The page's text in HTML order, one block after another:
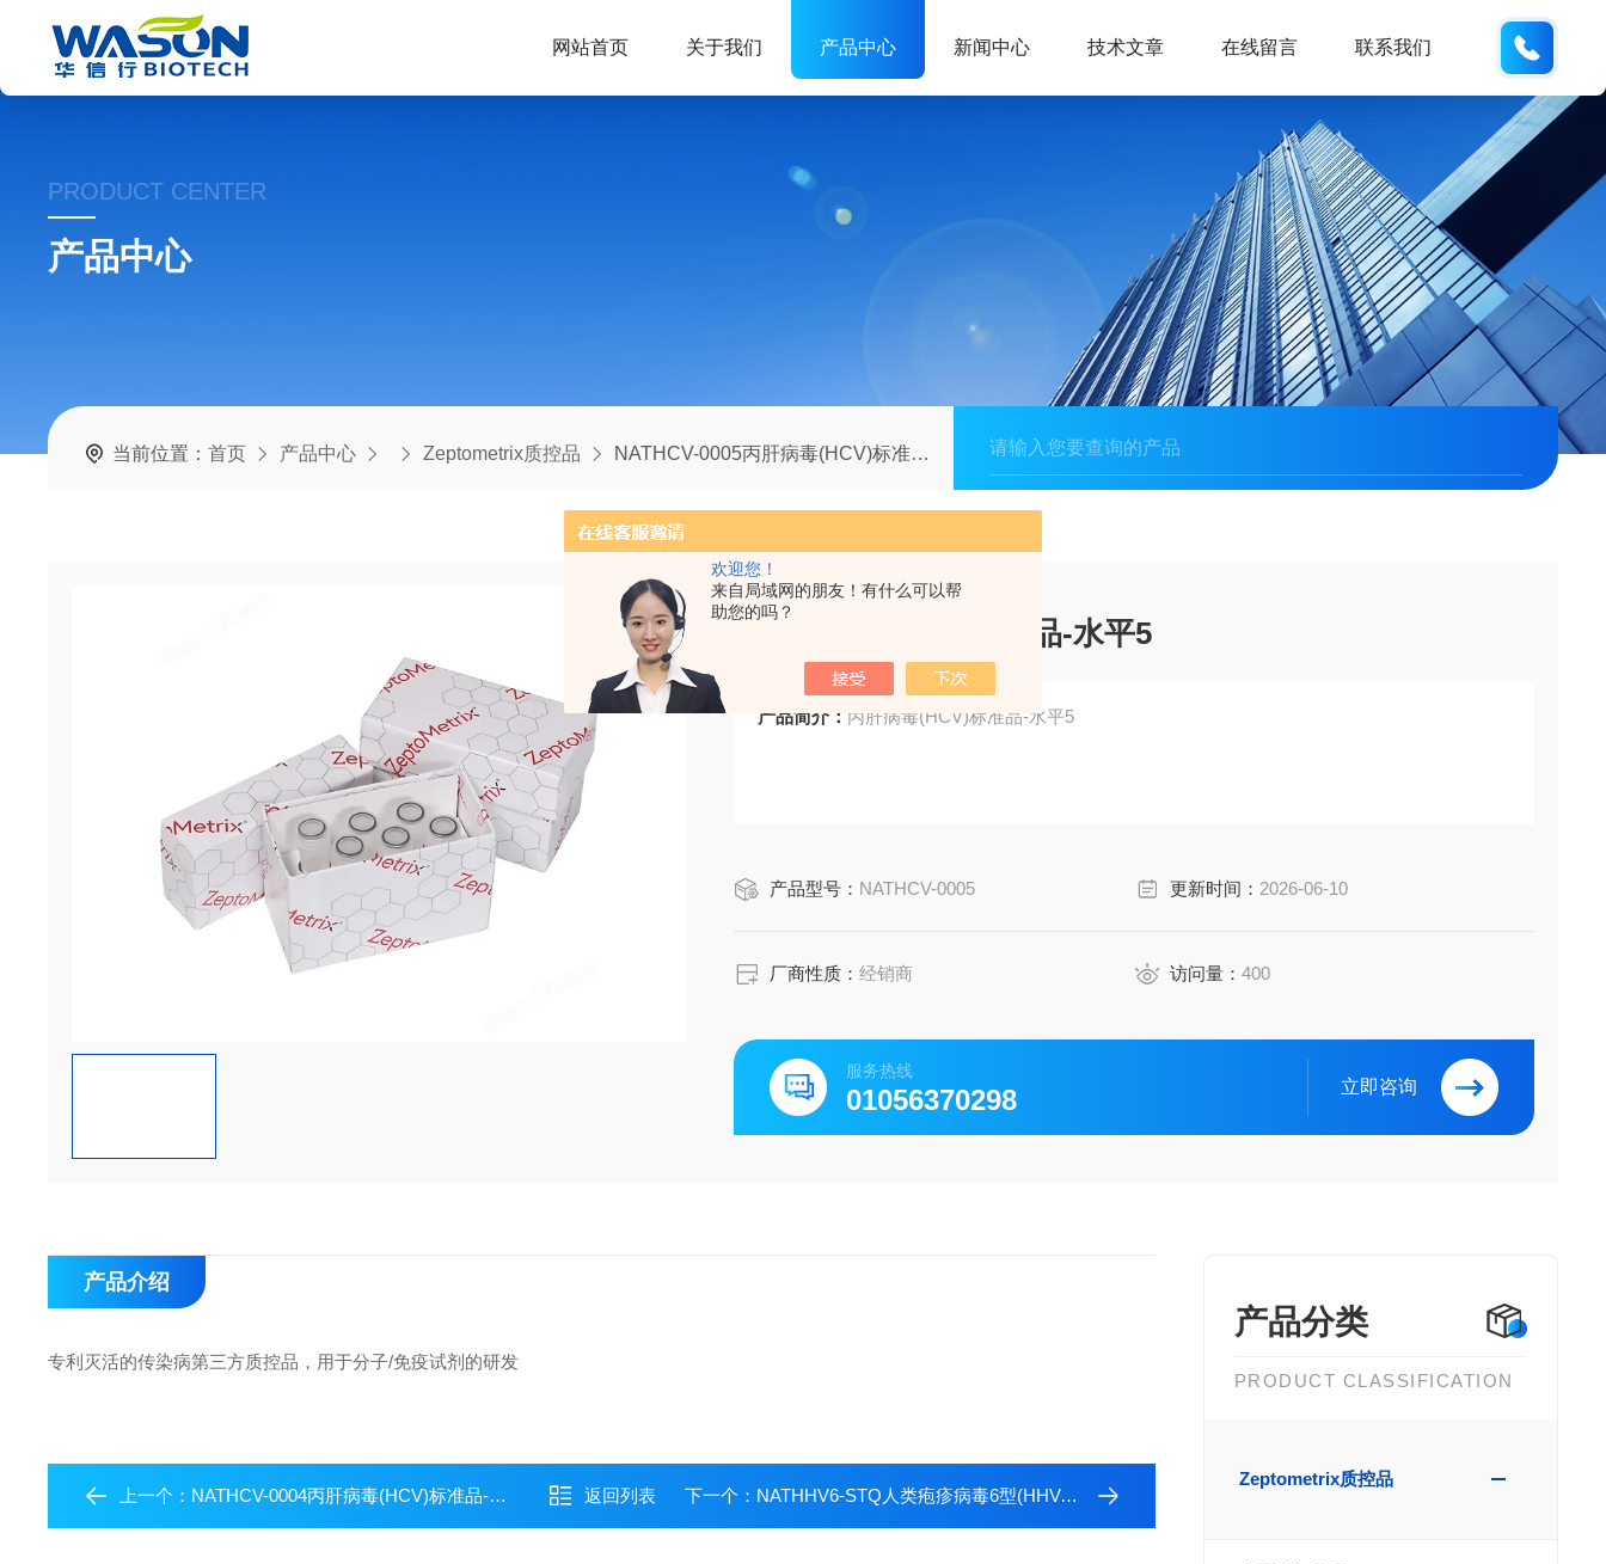
欢迎您！
来自局域网的朋友！有什么可以帮
助您的吗？
网站首页 关于我们 产品中心 新闻中心 技术文章 在线留言 联系我们
PRODUCT CENTER
产品中心
当前位置：首页 产品中心 Zeptometrix质控品 NATHCV-0005丙肝病毒(HCV)标准品-水平5
丙肝病毒(HCV)标准品-水平5
产品简介： 丙肝病毒(HCV)标准品-水平5
产品型号： NATHCV-0005 更新时间： 2026-06-10
厂商性质：经销商 访问量： 400
服务热线
01056370298 立即咨询
产品分类
PRODUCT CLASSIFICATION
Zeptometrix质控品
产品介绍
专利灭活的传染病第三方质控品，用于分子/免疫试剂的研发
上一个： NATHCV-0004丙肝病毒(HCV)标准品-水平4 返回列表 下一个： NATHHV6-STQ人类疱疹病毒6型(HHV-6)定量质控